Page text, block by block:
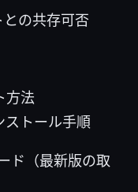
の共存可否
方法
ストール手順
ド（最新版の取